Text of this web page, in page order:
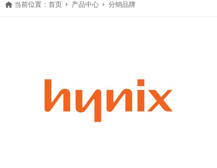
当前位置：首页 产品中心 分销品牌